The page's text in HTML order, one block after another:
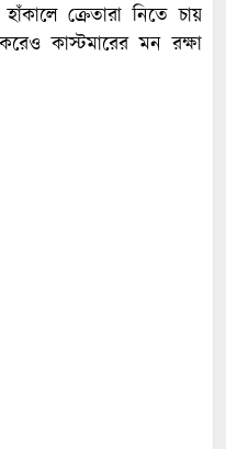
ক্রেতারা নিতে চায়
কাস্টমারের মন রক্ষা